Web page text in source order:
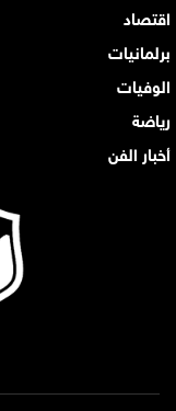
اقتصاد
برلمانيات
الوفيات
رياضة
أخبار الفن